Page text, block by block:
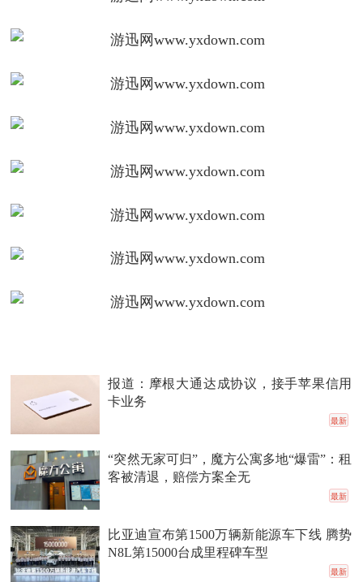
报道：摩根大通达成协议，接手苹果信用
卡业务
最新
“突然无家可归”，魔方公寓多地“爆雷”：租
客被清退，赔偿方案全无
最新
比亚迪宣布第1500万辆新能源车下线 腾势
N8L第15000台成里程碑车型
最新